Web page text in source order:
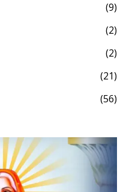
(9)
(2)
(2)
(21)
(56)